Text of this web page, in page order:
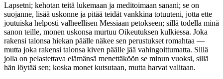
Lapsetni; kehotan teitä lukemaan ja meditoimaan sanani; se on
suojanne, lisää uskonne ja pitää teidät vankkina totuuteni, jotta ette
joutuiska helposti valheellisen Messiaan petokseen; sillä todella minä
sanon teille, monen uskonsa murtuu Oikeutuksen kulkiessa. Joka
rakensi talonsa hiekan päälle näkee sen perustukset romahtaa —
mutta joka rakensi talonsa kiven päälle jää vahingoittumatta. Sillä
jolla on pelastettava elämänsä menettäköön se minun vuoksi, sillä
hän löytää sen; koska monet kutsutaan, mutta harvat valitaan.